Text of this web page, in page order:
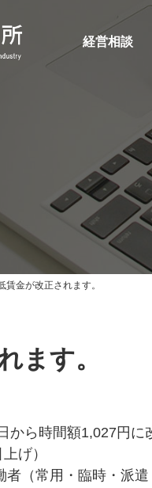
経営相談
賃金が改正されます。
ます。
ら時間額1,027円に
げ）
（常用・臨時・派